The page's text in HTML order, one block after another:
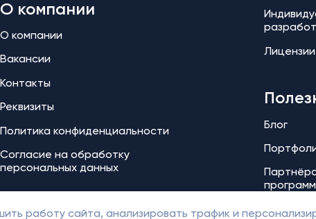
О компании
О компании
Вакансии
Контакты
Реквизиты
Политика конфиденциальности
Согласие на обработку
персональных данных
Лицензии
Блог
работу сайта, анализировать трафик и